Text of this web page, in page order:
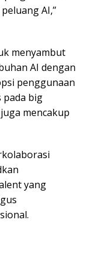
AI,”
menyambut
AI dengan
penggunaan
pada big
mencakup
yang